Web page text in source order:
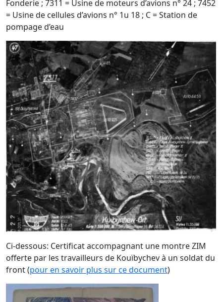
Fonderie ; 7311 = Usine de moteurs d’avions n° 24 ; 7452
= Usine de cellules d’avions n° 1u 18 ; C = Station de
pompage d’eau
Ci-dessous: Certificat accompagnant une montre ZIM
offerte par les travailleurs de Kouïbychev à un soldat du
front (pour en savoir plus sur ce document)